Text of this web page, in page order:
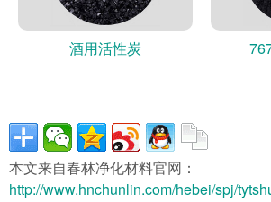
酒用活性炭
本文来自春林净化材料官网：
http://www.hnchunlin.com/hebei/spj/